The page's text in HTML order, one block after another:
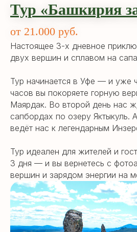
Тур «Башкирия
от 21.000 руб.
Настоящее 3-х дневное
двух вершин и сплавом на
Тур начинается в Уфе — и уже
часов вы покоряете горную
Маярдак. Во второй день нас
сапбордах по озеру Яктыкуль.
ведёт нас к легендарным
Тур идеален для жителей и
3 дня — и вы вернетесь с
вершин и зарядом энергии на